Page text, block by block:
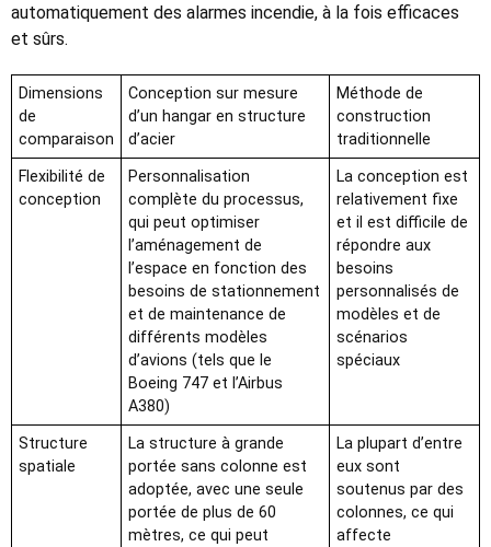
automatiquement des alarmes incendie, à la fois efficaces
et sûrs.
Dimensions
de
comparaison
Conception sur mesure
d’un hangar en structure
d’acier
Méthode de
construction
traditionnelle
Flexibilité de
conception
Personnalisation
complète du processus,
qui peut optimiser
l’aménagement de
l’espace en fonction des
besoins de stationnement
et de maintenance de
différents modèles
d’avions (tels que le
Boeing 747 et l’Airbus
A380)
La conception est
relativement fixe
et il est difficile de
répondre aux
besoins
personnalisés de
modèles et de
scénarios
spéciaux
Structure
spatiale
La structure à grande
portée sans colonne est
adoptée, avec une seule
portée de plus de 60
mètres, ce qui peut
La plupart d’entre
eux sont
soutenus par des
colonnes, ce qui
affecte